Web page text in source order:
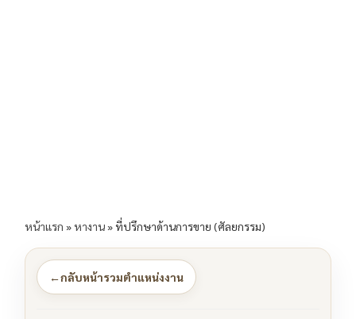
หน้าแรก »หางาน»ที่ปรึกษาด้านการขาย (ศัลยกรรม)
←กลับหน้ารวมตำแหน่งงาน